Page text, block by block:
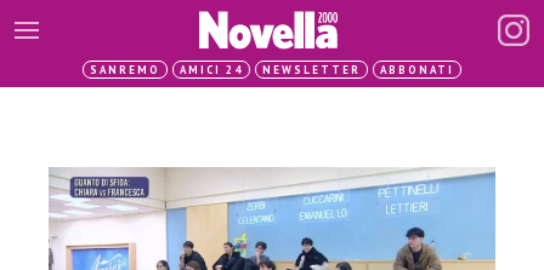
SANREMO AMICI 24 NEWSLETTER ABBONATI